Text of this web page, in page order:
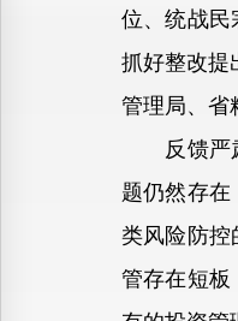
位、统战民
抓好整改提
管理局、省
反馈严肃
题仍然存
类风险防控
管存在短板